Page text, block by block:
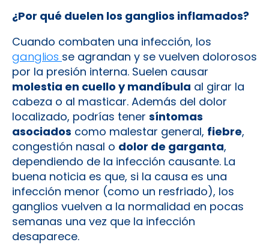
¿Por qué duelen los ganglios inflamados?
Cuando combaten una infección, los
ganglios se agrandan y se vuelven dolorosos
por la presión interna. Suelen causar
molestia en cuello y mandíbula al girar la
cabeza o al masticar. Además del dolor
localizado, podrías tener síntomas
asociados como malestar general, fiebre,
congestión nasal o dolor de garganta,
dependiendo de la infección causante. La
buena noticia es que, si la causa es una
infección menor (como un resfriado), los
ganglios vuelven a la normalidad en pocas
semanas una vez que la infección
desaparece.